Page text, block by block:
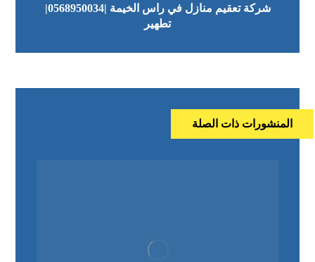
شركة تعقيم منازل في راس الخيمة |0568950034|
تطهير
المنشورات ذات الصلة